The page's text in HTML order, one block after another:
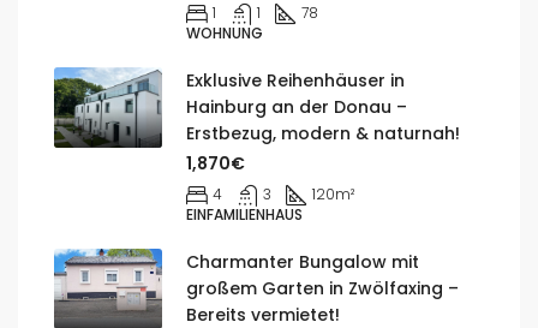
1 1
78
WOHNUNG
Exklusive Reihenhäuser in
Hainburg an der Donau –
Erstbezug, modern & naturnah!
1,870€
4 3 120m²
EINFAMILIENHAUS
Charmanter Bungalow mit
großem Garten in Zwölfaxing –
Bereits vermietet!